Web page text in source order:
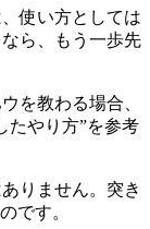
使い方としては
ら、もう一歩先
を教わる場合、
たやり方”を参考
りません。突き
です。